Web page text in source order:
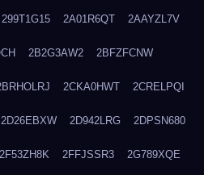
299T1G15 2A01R6QT 2AAYZL7V
2B2G3AW2 2BFZFCNW
2CKA0HWT 2CRELPQI
2D26EBXW 2D942LRG 2DPSN680
2F53ZH8K 2FFJSSR3 2G789XQE